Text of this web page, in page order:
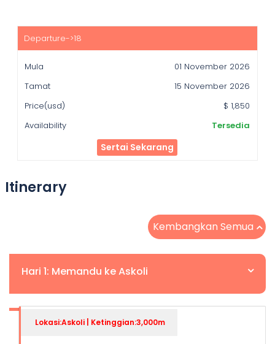
01 November 2026
15 November 2026
$ 1,850
Tersedia
Sertai Sekarang
Itinerary
Kembangkan Semua
Hari 1: Memandu ke Askoli
Lokasi:Askoli | Ketinggian:3,000m